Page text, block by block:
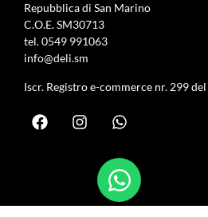
Repubblica di San Marino
C.O.E. SM30713
tel.0549 991063
info@deli.sm
Iscr. Registro e-commerce nr. 299